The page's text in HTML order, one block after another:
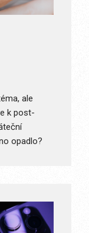
ale
k post-
opadlo?